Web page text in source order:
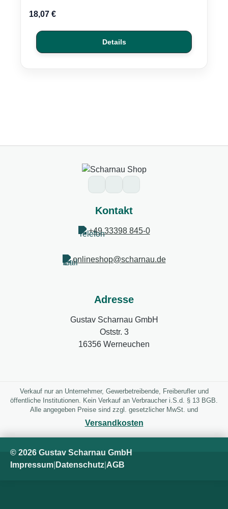
Regulärer Preis:
18,07 €
Details
Kontakt
+49 33398 845-0
onlineshop@scharnau.de
Adresse
Gustav Scharnau GmbH
Oststr. 3
16356 Werneuchen
Verkauf nur an Unternehmer, Gewerbetreibende, Freiberufler und
öffentliche Institutionen. Kein Verkauf an Verbraucher i.S.d. § 13 BGB.
Alle angegeben Preise sind zzgl. gesetzlicher MwSt. und
Versandkosten
© 2026 Gustav Scharnau GmbH
Impressum Datenschutz AGB